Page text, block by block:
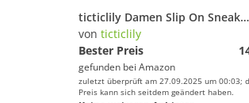
ticticlily Damen Slip On Sneaker Atmungsaktiv Mesh Leiche Freizeitschuhe Bequeme Ballerina Turnschuhe Sportschuhe Indoor Outdoor Schuhe B Schwarz 39
von ticticlily
Bester Preis
gefunden bei Amazon
zuletzt überprüft am 27.09.2025 um 00:03;
Preis kann sich seitdem geändert haben.